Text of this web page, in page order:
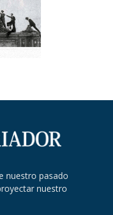
nuestro pasado
nuestro